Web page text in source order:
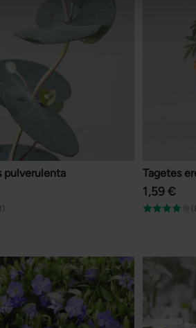
pulverulenta Tagetes
1,59 €